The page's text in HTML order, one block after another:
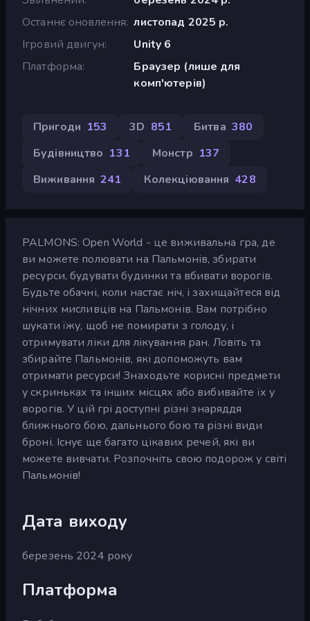
Останнє оновлення листопад 2025 р.
Ігровий двигун
Unity 6
Платформа
Браузер (лише для
комп'ютерів)
Пригоди 153 3D 851 Битва 380
Будівництво 131 Монстр 137
Виживання 241 Колекціювання 428
PALMONS: Open World - це виживальна гра, де
ви можете полювати на Пальмонів, збирати
ресурси, будувати будинки та вбивати ворогів.
Будьте обачні, коли настає ніч, і захищайтеся від
нічних мисливців на Пальмонів. Вам потрібно
шукати їжу, щоб не помирати з голоду, і
отримувати ліки для лікування ран. Ловіть та
збирайте Пальмонів, які допоможуть вам
отримати ресурси! Знаходьте корисні предмети
у скриньках та інших місцях або вибивайте їх у
ворогів. У цій грі доступні різні знаряддя
ближнього бою, дальнього бою та різні види
броні. Існує ще багато цікавих речей, які ви
можете вивчати. Розпочніть свою подорож у світі
Пальмонів!
Дата виходу
березень 2024 року
Платформа